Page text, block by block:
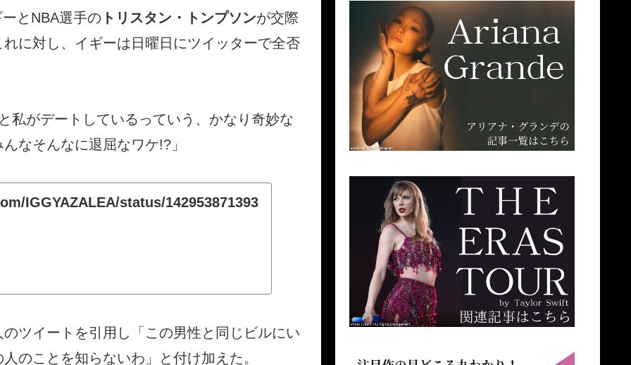
とNBA選手の トリスタン・トンプソンが交際
に対し、イギーは日曜日にツイッターで全否
私がデートしているっていう、かなり奇妙な
なそんなに退屈なワケ!?」
IGGYAZALEA/status/142953871393
ツイートを引用し「この男性と同じビルにい
のことを知らないわ」と付け加えた。